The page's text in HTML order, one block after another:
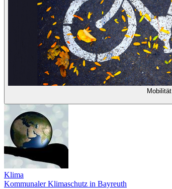
Mobilität
Klima
Kommunaler Klimaschutz in Bayreuth